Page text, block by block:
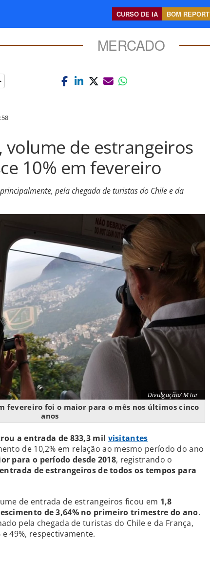
CURSO DE IA BOM REPORT
MERCADO
volume de estrangeiros
10% em fevereiro
pela chegada de turistas do Chile e da
Divulgação/ MTur
fevereiro foi o maior para o mês nos últimos cinco
anos
a entrada de 833,3 mil visitantes
de 10,2% em relação ao mesmo período do ano
para o período desde 2018, registrando o
de estrangeiros de todos os tempos para
de entrada de estrangeiros ficou em 1,8
de 3,64% no primeiro trimestre do ano.
pela chegada de turistas do Chile e da França,
49%, respectivamente.